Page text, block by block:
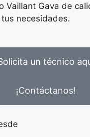
Vaillant Gava de
necesidades.
un técnico
¡Contáctanos!